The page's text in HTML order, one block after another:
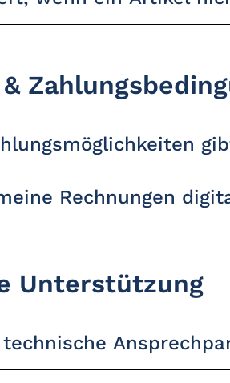
Rechnungen
Unterstützung
technische